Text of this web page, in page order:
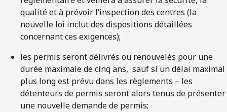
qualité et à prévoir l’inspection des centres (la
nouvelle loi inclut des dispositions détaillées
concernant ces exigences);
les permis seront délivrés ou renouvelés pour une
durée maximale de cinq ans, sauf si un délai maximal
plus long est prévu dans les règlements – les
détenteurs de permis seront alors tenus de présenter
une nouvelle demande de permis;